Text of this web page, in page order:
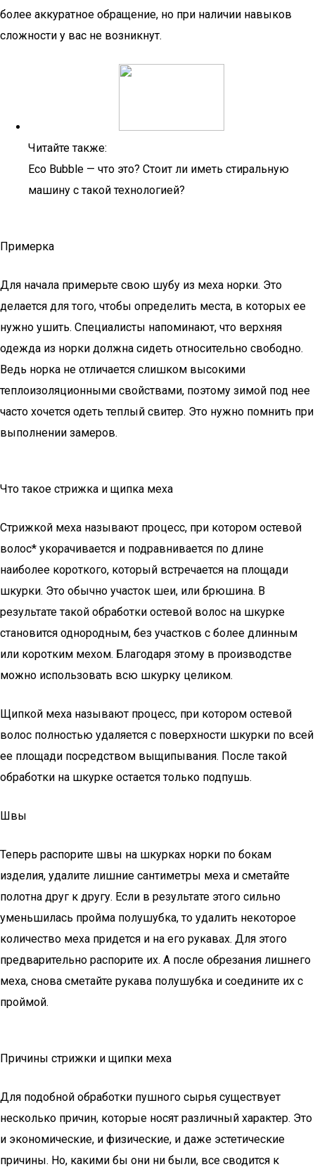
более аккуратное обращение, но при наличии навыков
сложности у вас не возникнут.
Читайте также:
Eco Bubble — что это? Стоит ли иметь стиральную
машину с такой технологией?
Примерка
Для начала примерьте свою шубу из меха норки. Это
делается для того, чтобы определить места, в которых ее
нужно ушить. Специалисты напоминают, что верхняя
одежда из норки должна сидеть относительно свободно.
Ведь норка не отличается слишком высокими
теплоизоляционными свойствами, поэтому зимой под нее
часто хочется одеть теплый свитер. Это нужно помнить при
выполнении замеров.
Что такое стрижка и щипка меха
Стрижкой меха называют процесс, при котором остевой
волос* укорачивается и подравнивается по длине
наиболее короткого, который встречается на площади
шкурки. Это обычно участок шеи, или брюшина. В
результате такой обработки остевой волос на шкурке
становится однородным, без участков с более длинным
или коротким мехом. Благодаря этому в производстве
можно использовать всю шкурку целиком.
Щипкой меха называют процесс, при котором остевой
волос полностью удаляется с поверхности шкурки по всей
ее площади посредством выщипывания. После такой
обработки на шкурке остается только подпушь.
Швы
Теперь распорите швы на шкурках норки по бокам
изделия, удалите лишние сантиметры меха и сметайте
полотна друг к другу. Если в результате этого сильно
уменьшилась пройма полушубка, то удалить некоторое
количество меха придется и на его рукавах. Для этого
предварительно распорите их. А после обрезания лишнего
меха, снова сметайте рукава полушубка и соедините их с
проймой.
Причины стрижки и щипки меха
Для подобной обработки пушного сырья существует
несколько причин, которые носят различный характер. Это
и экономические, и физические, и даже эстетические
причины. Но, какими бы они ни были, все сводится к